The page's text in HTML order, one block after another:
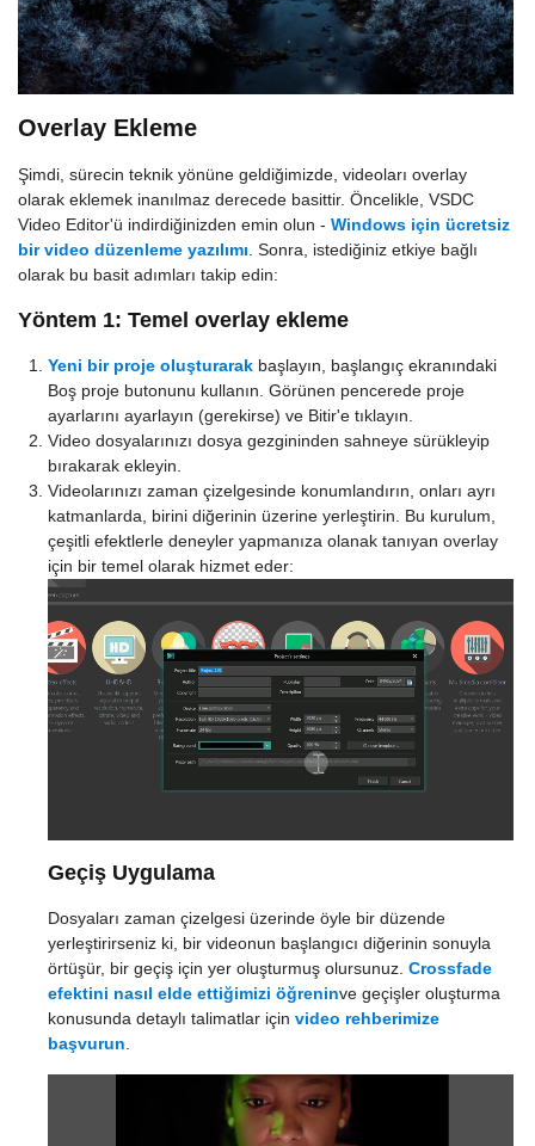
Overlay Ekleme
Şimdi, sürecin teknik yönüne geldiğimizde, videoları overlay
olarak eklemek inanılmaz derecede basittir. Öncelikle, VSDC
Video Editor'ü indirdiğinizden emin olun - Windows için ücretsiz
bir video düzenleme yazılımı . Sonra, istediğiniz etkiye bağlı
olarak bu basit adımları takip edin:
Yöntem 1: Temel overlay ekleme
Yeni bir proje oluşturarak başlayın, başlangıç ekranındaki
Boş proje butonunu kullanın. Görünen pencerede proje
ayarlarını ayarlayın (gerekirse) ve Bitir'e tıklayın.
Video dosyalarınızı dosya gezgininden sahneye sürükleyip
bırakarak ekleyin.
Videolarınızı zaman çizelgesinde konumlandırın, onları ayrı
katmanlarda, birini diğerinin üzerine yerleştirin. Bu kurulum,
çeşitli efektlerle deneyler yapmanıza olanak tanıyan overlay
için bir temel olarak hizmet eder:
Geçiş Uygulama
Dosyaları zaman çizelgesi üzerinde öyle bir düzende
yerleştirirseniz ki, bir videonun başlangıcı diğerinin sonuyla
örtüşür, bir geçiş için yer oluşturmuş olursunuz. Crossfade
efektini nasıl elde ettiğimizi öğreninve geçişler oluşturma
konusunda detaylı talimatlar için video rehberimize
başvurun